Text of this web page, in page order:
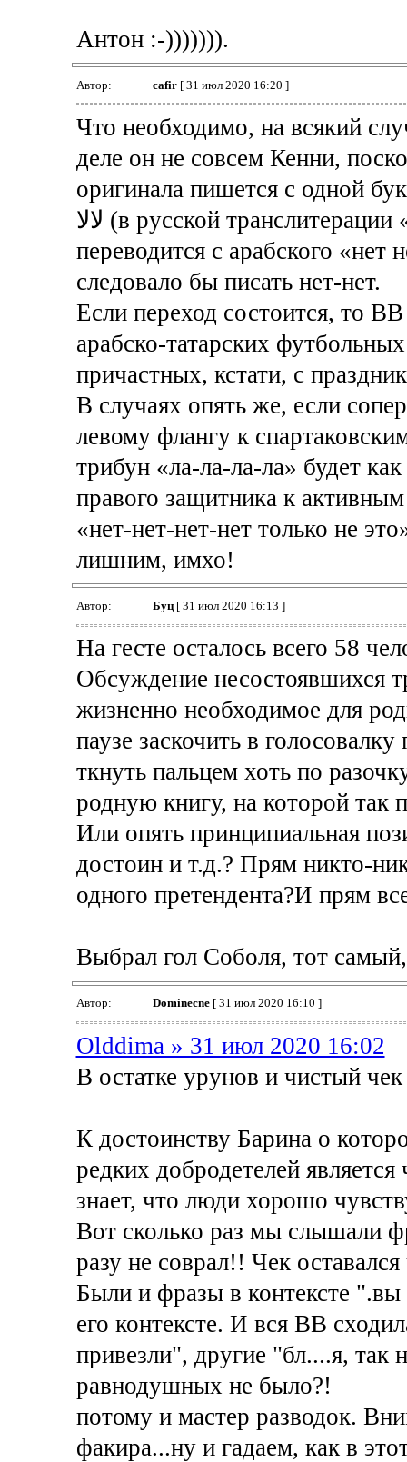
Антон :-))))))).
Автор: cafir[ 31 июл 2020 16:20 ]
Что необходимо, на всякий
деле он не совсем Кенни,
оригинала пишется с одной
لالا (в русской транслитерации «ла ла») - его, так сказать, фамилия
переводится с арабского «нет
следовало бы писать нет-нет.
Если переход состоится, то
арабско-татарских
причастных, кстати, с
В случаях опять же, если
левому флангу к
трибун «ла-ла-ла-ла» будет
правого защитника к
«нет-нет-нет-нет только не
лишним, имхо!
Автор: Буц[ 31 июл 2020 16:13 ]
На гесте осталось всего 58
Обсуждение несостоявшихся
жизненно необходимое для
паузе заскочить в
ткнуть пальцем хоть по
родную книгу, на которой так
Или опять принципиальная
достоин и т.д.? Прям никто-
одного претендента?И прям
Выбрал гол Соболя, тот
Автор: Dominecne[ 31 июл 2020 16:10 ]
Olddima » 31 июл 2020 16:02
В остатке урунов и чистый
К достоинству Барина о
редких добродетелей
знает, что люди хорошо
Вот сколько раз мы слышали
разу не соврал!! Чек
Были и фразы в контексте ".вы
его контексте. И вся ВВ
привезли", другие "бл....я, так
равнодушных не было?!
потому и мастер разводок.
факира...ну и гадаем, как в